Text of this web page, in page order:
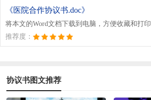
《医院合作协议书.doc》
将本文的Word文档下载到电脑，方便收藏和打印
推荐度：
协议书图文推荐